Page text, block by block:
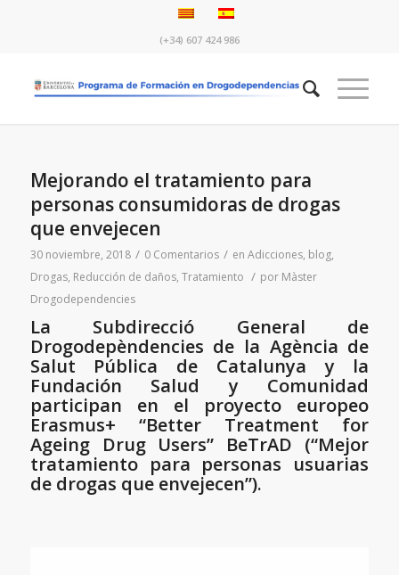
(+34) 607 424 986
Mejorando el tratamiento para
personas consumidoras de drogas
que envejecen
30 noviembre, 2018 / 0 Comentarios / en Adicciones, blog,
Drogas, Reducción de daños, Tratamiento / por Màster
Drogodependencies
La Subdirecció General de
Drogodepèndencies de la Agència de
Salut Pública de Catalunya y la
Fundación Salud y Comunidad
participan en el proyecto europeo
Erasmus+ “Better Treatment for
Ageing Drug Users” BeTrAD (“Mejor
tratamiento para personas usuarias
de drogas que envejecen”).